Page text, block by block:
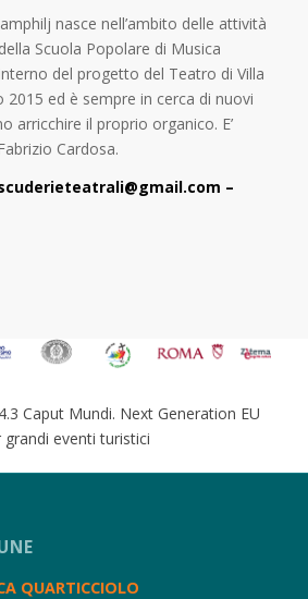
nasce nell’ambito delle attività
Scuola Popolare di Musica
del progetto del Teatro di Villa
2015 ed è sempre in cerca di nuovi
arricchire il proprio organico. E’
Cardosa.
–
Caput Mundi. Next Generation EU
grandi eventi turistici
QUARTICCIOLO